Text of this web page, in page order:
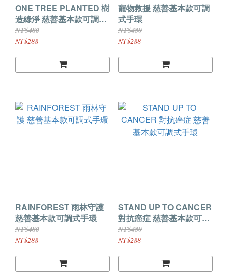
ONE TREE PLANTED 樹
造綠淨 慈善基本款可調式
手環
NT$480
NT$288
寵物救援 慈善基本款可調
式手環
NT$480
NT$288
RAINFOREST 雨林守護
慈善基本款可調式手環
NT$480
NT$288
STAND UP TO CANCER
對抗癌症 慈善基本款可調
式手環
NT$480
NT$288